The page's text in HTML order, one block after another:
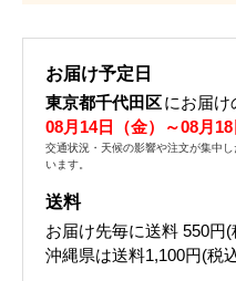
お届け予定日
東京都千代田区にお届け
08月14日（金）～08月18
交通状況・天候の影響や注文が集中
います。
送料
お届け先毎に送料 550円(
沖縄県は送料1,100円(税